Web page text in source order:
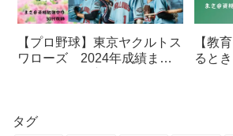
【プロ野球】東京ヤクルトス
ワローズ 2024年成績まと
【教
ると
タグ